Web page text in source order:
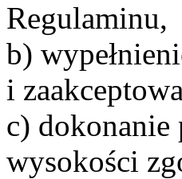
Regulaminu,
b)
i
c) dokonanie
wysokości